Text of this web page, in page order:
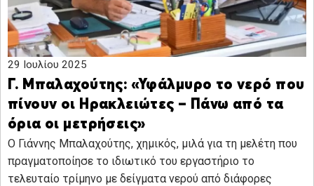
29 Ιουλίου 2025
Γ. Μπαλαχούτης: «Υφάλμυρο το νερό που
πίνουν οι Ηρακλειώτες – Πάνω από τα
όρια οι μετρήσεις»
Ο Γιάννης Μπαλαχούτης, χημικός, μιλά για τη μελέτη που
πραγματοποίησε το ιδιωτικό του εργαστήριο το
τελευταίο τρίμηνο με δείγματα νερού από διάφορες